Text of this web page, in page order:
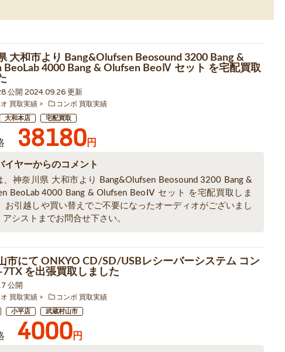
大和市より Bang&Olufsen Beosound 3200 Bang &
BeoLab 4000 Bang & Olufsen BeoⅣ セット を宅配買取
公開 2024.09.26 更新
買取実績 コンポ 買取実績
大和本店 宅配買取
38180円
イヤーからのコメント
、神奈川県 大和市より Bang&Olufsen Beosound 3200 Bang &
BeoLab 4000 Bang & Olufsen BeoⅣ セット を宅配買取しま
お引越しや買い替えでご不要になったオーディオがございまし
アシストまでお問合せ下さい。
市にて ONKYO CD/SD/USBレシーバーシステム コン
7TX を出張買取しました
公開
買取実績 コンポ 買取実績
小平店 武蔵村山市
4000円